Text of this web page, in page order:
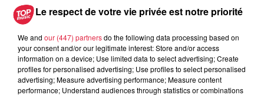
67400 Illkirch
Organisateur https://www.facebook.com/CRIGRugby/
Le respect de votre vie privée est notre priorité
We and our (447) partnersdo the following data processing based on
your consent and/or our legitimate interest: Store and/or access
information on a device; Use limited data to select advertising; Create
profiles for personalised advertising; Use profiles to select personalised
advertising; Measure advertising performance; Measure content
performance; Understand audiences through statistics or combinations